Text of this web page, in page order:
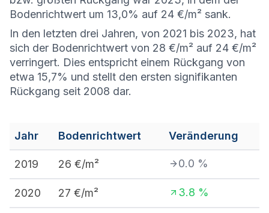
Bodenrichtwert um 13,0% auf 24 €/m² sank.
In den letzten drei Jahren, von 2021 bis 2023, hat
sich der Bodenrichtwert von 28 €/m² auf 24 €/m²
verringert. Dies entspricht einem Rückgang von
etwa 15,7% und stellt den ersten signifikanten
Rückgang seit 2008 dar.
Jahr Bodenrichtwert Veränderung
2019 26 €/m² 0.0 %
2020 27 €/m² 3.8 %